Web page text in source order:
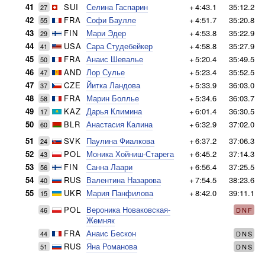
41
27 SUI Селина Гаспарин +4:43.1
35:12.2
42
55 FRA Софи Баулле +4:51.7
35:20.8
43
29 FIN Мари Эдер +4:53.8
35:22.9
44
41 USA Сара Студебейкер +4:58.8
35:27.9
45
50 FRA Анаис Шевалье +5:20.4
35:49.5
46
47 AND Лор Сулье +5:23.4
35:52.5
47
37 CZE Йитка Ландова +5:33.9
36:03.0
48
58 FRA Марин Боллье +5:34.6
36:03.7
49
17 KAZ Дарья Климина +6:01.4
36:30.5
50
60 BLR Анастасия Калина +6:32.9
37:02.0
51
24 SVK Паулина Фиалкова +6:37.2
37:06.3
52
43 POL Моника Хойниш-Старега +6:45.2
37:14.3
53
56 FIN Санна Лаари +6:56.4
37:25.5
54
40 RUS Валентина Назарова +7:54.5
38:23.6
55
15 UKR Мария Панфилова +8:42.0 39:11.1
46 POL Вероника Новаковская-
Жемняк
DNF
44 FRA Анаис Бескон
DNS
51
RUS Яна Романова
DNS